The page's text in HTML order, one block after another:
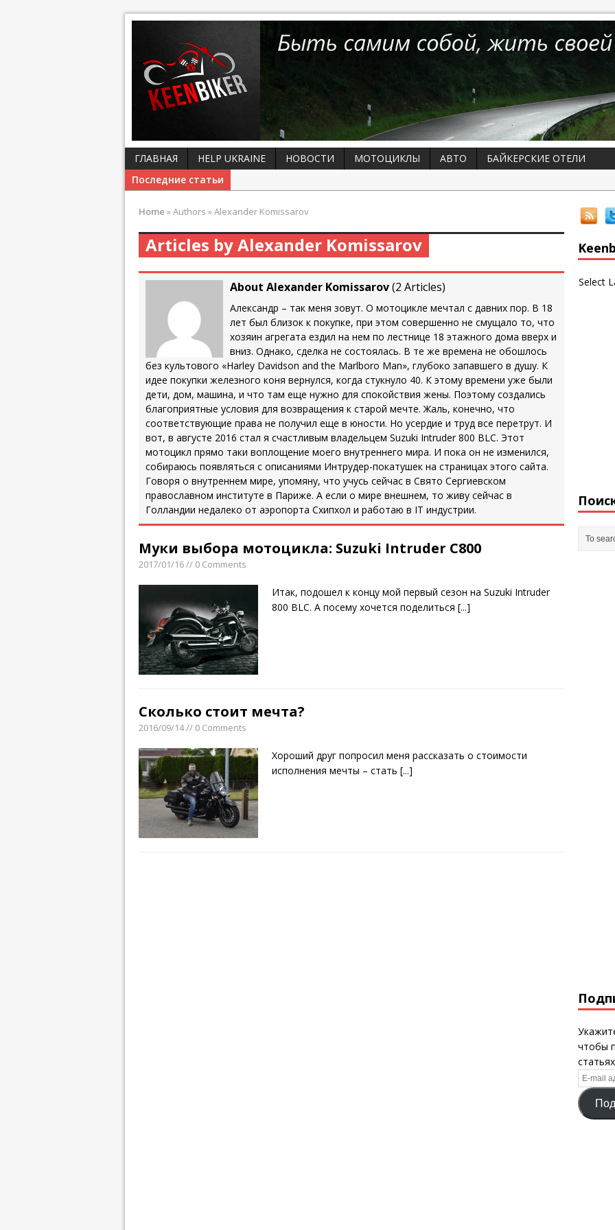
ГЛАВНАЯ HELP UKRAINE НОВОСТИ МОТОЦИКЛЫ АВТО
БАЙКЕРСКИЕ ОТЕЛИ
Последние статьи
Home »Authors »Alexander Komissarov
Articles by Alexander Komissarov
About Alexander Komissarov(2 Articles)
Александр – так меня зовут. О мотоцикле мечтал с давних пор. В 18
лет был близок к покупке, при этом совершенно не смущало то, что
хозяин агрегата ездил на нем по лестнице 18 этажного дома вверх и
вниз. Однако, сделка не состоялась. В те же времена не обошлось
без культового «Harley Davidson and the Marlboro Man», глубоко запавшего в душу. К
идее покупки железного коня вернулся, когда стукнуло 40. К этому времени уже были
дети, дом, машина, и что там еще нужно для спокойствия жены. Поэтому создались
благоприятные условия для возвращения к старой мечте. Жаль, конечно, что
соответствующие права не получил еще в юности. Но усердие и труд все перетрут. И
вот, в августе 2016 стал я счастливым владельцем Suzuki Intruder 800 BLC. Этот
мотоцикл прямо таки воплощение моего внутреннего мира. И пока он не изменился,
собираюсь появляться с описаниями Интрудер-покатушек на страницах этого сайта.
Говоря о внутреннем мире, упомяну, что учусь сейчас в Свято Сергиевском
православном институте в Париже. А если о мире внешнем, то живу сейчас в
Голландии недалеко от аэропорта Схипхол и работаю в IT индустрии.
Муки выбора мотоцикла: Suzuki Intruder C800
2017/01/16 // 0 Comments
Итак, подошел к концу мой первый сезон на Suzuki Intruder
800 BLC. А посему хочется поделиться [...]
Сколько стоит мечта?
2016/09/14 // 0 Comments
Хороший друг попросил меня рассказать о стоимости
исполнения мечты – стать [...]
Select
чтобы
E-
mail
адрес